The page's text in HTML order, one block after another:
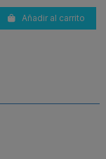
Añadir al carrito